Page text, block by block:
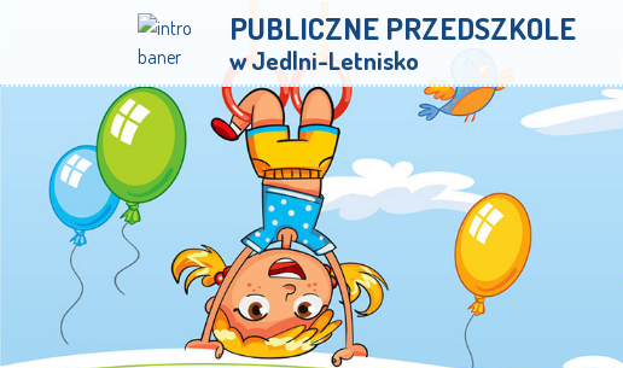
PUBLICZNE PRZEDSZKOLE
w Jedlni-Letnisko